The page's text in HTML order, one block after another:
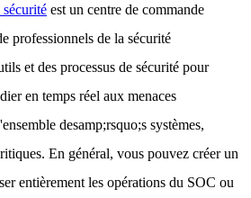
est un centre de commande
professionnels de la sécurité
et des processus de sécurité pour
en temps réel aux menaces
desamp;rsquo;s systèmes,
En général, vous pouvez créer un
entièrement les opérations du SOC ou